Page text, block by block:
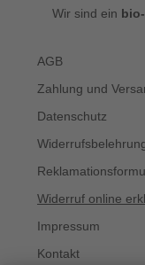
Wir sind ein
AGB
Zahlung und
Datenschutz
Widerruf online
Impressum
Kontakt